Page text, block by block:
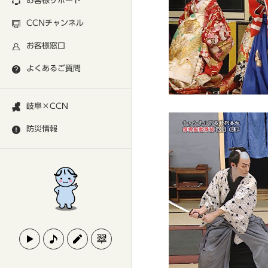
CCNチャンネル
お客様窓口
よくあるご質問
岐阜×CCN
防災情報